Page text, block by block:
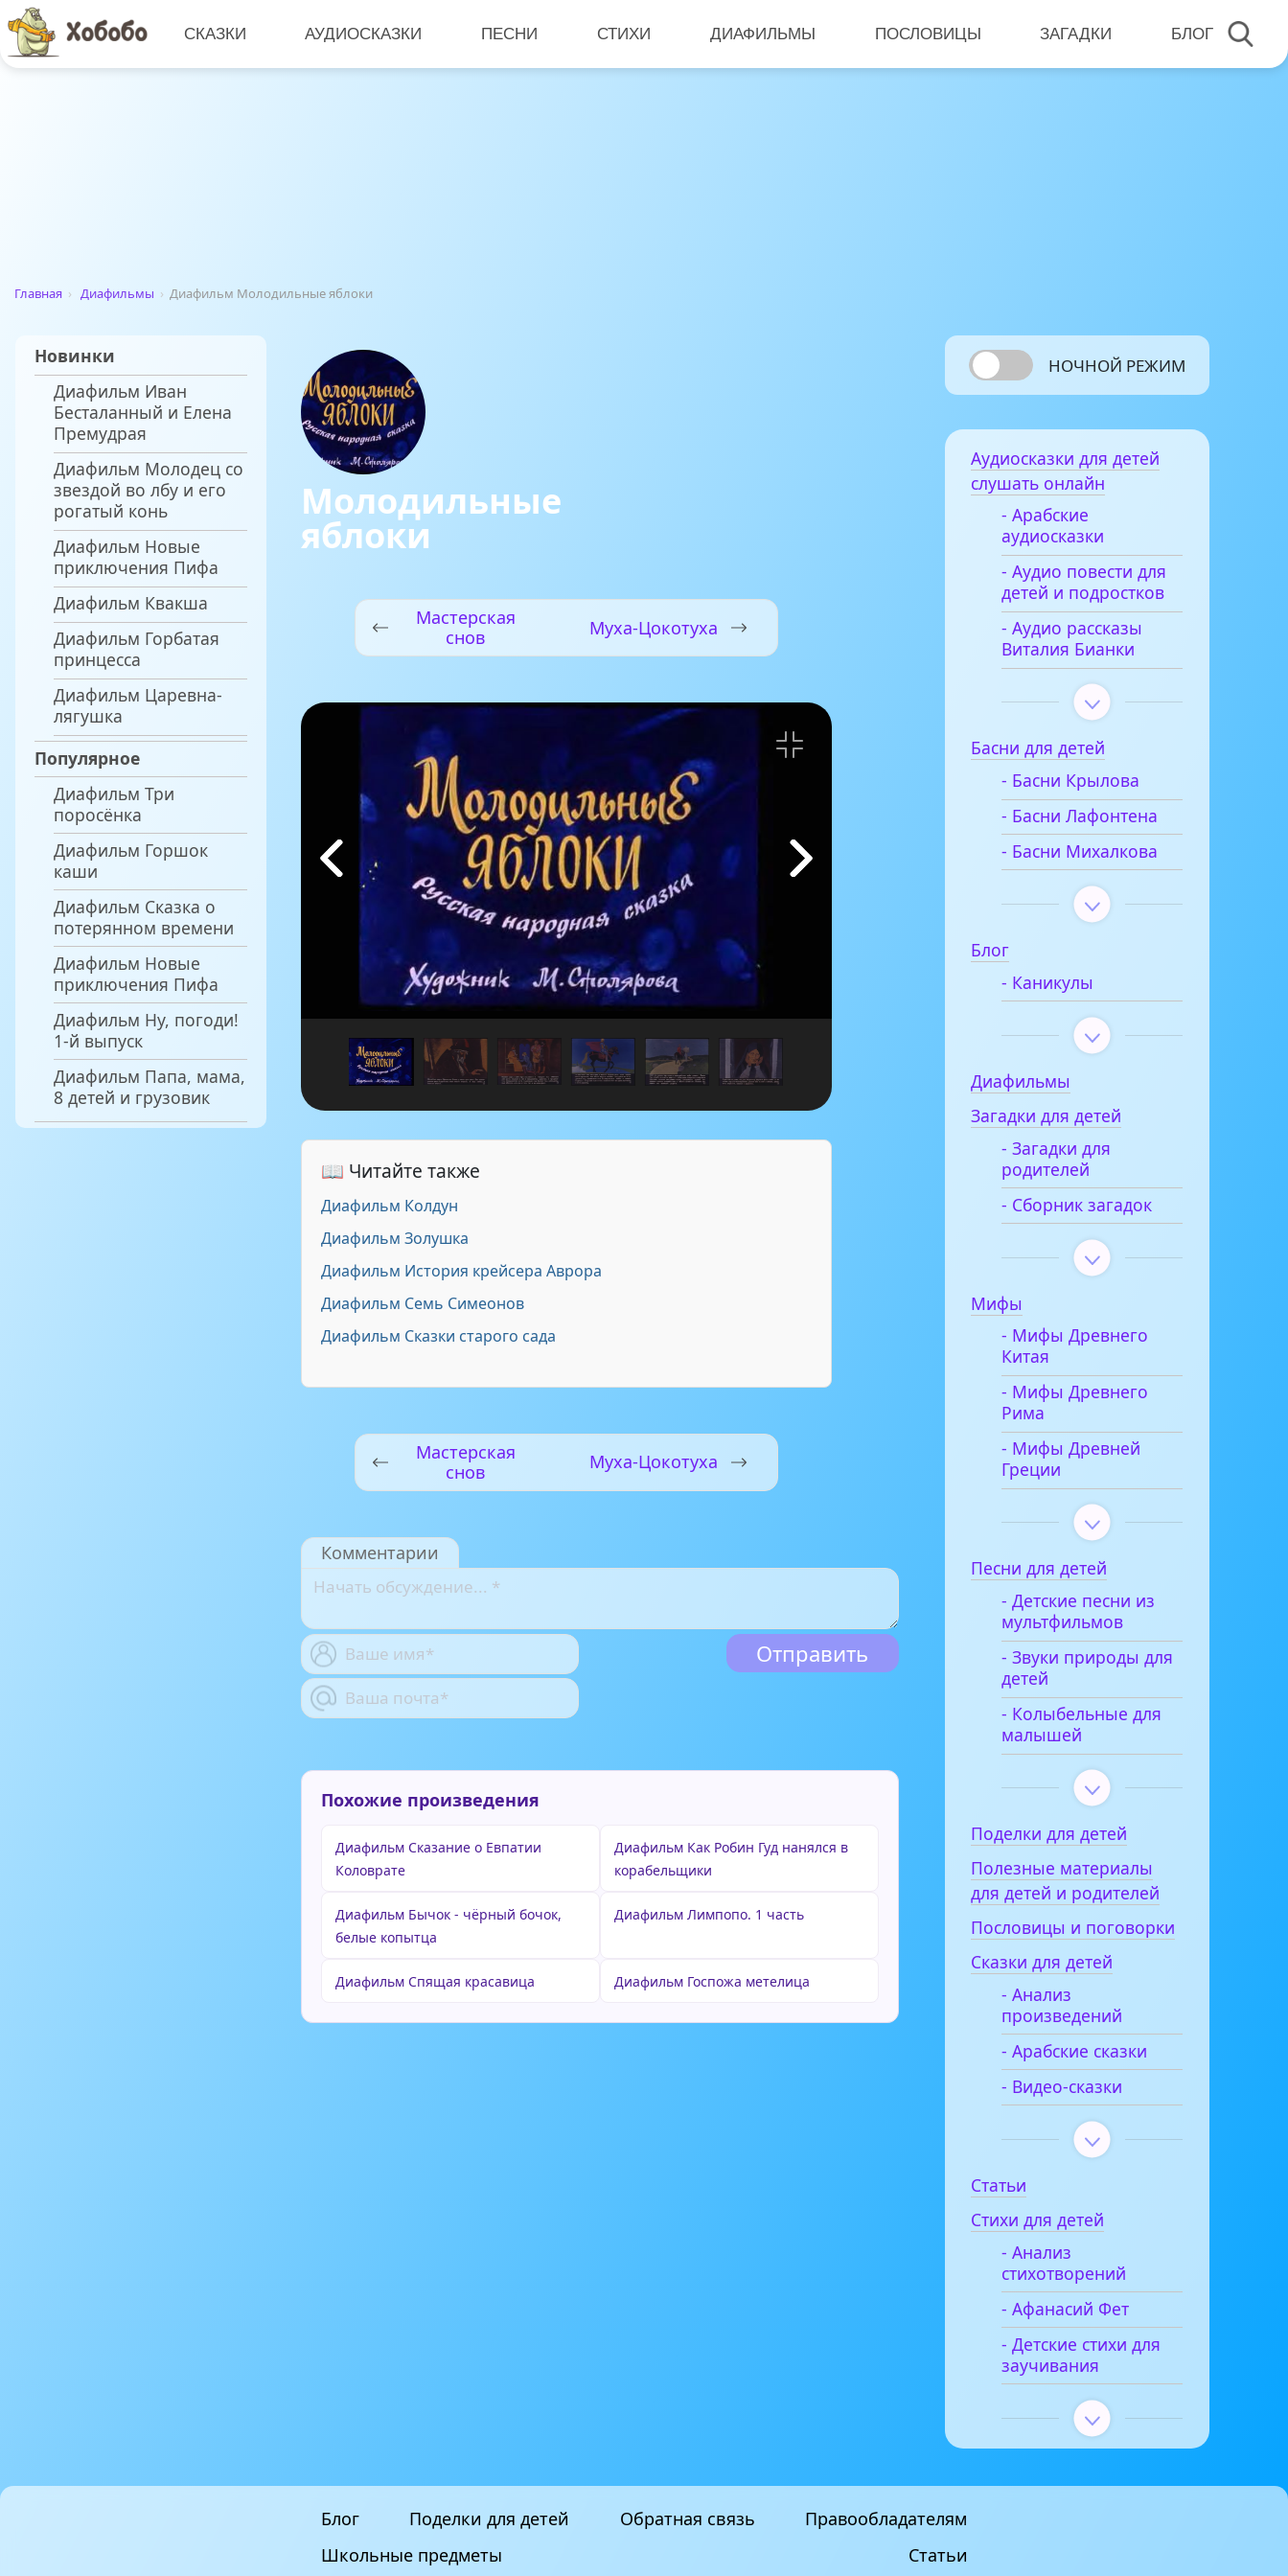
СКАЗКИ АУДИОСКАЗКИ ПЕСНИ СТИХИ ДИАФИЛЬМЫ ПОСЛОВИЦЫ ЗАГАДКИ БЛОГ
Главная › Диафильмы › Диафильм Молодильные яблоки
Новинки
Диафильм Иван
Бесталанный и Елена
Премудрая
Диафильм Молодец со
звездой во лбу и его
рогатый конь
Диафильм Новые
приключения Пифа
Диафильм Квакша
Диафильм Горбатая
принцесса
Диафильм Царевна-
лягушка
Популярное
Диафильм Три
поросёнка
Диафильм Горшок
каши
Диафильм Сказка о
потерянном времени
Диафильм Новые
приключения Пифа
Диафильм Ну, погоди!
1-й выпуск
Диафильм Папа, мама,
8 детей и грузовик
Молодильные
яблоки
Мастерская
снов
Муха-Цокотуха
📖 Читайте также
Диафильм Колдун
Диафильм Золушка
Диафильм История крейсера Аврора
Диафильм Семь Симеонов
Диафильм Сказки старого сада
Мастерская
снов
Муха-Цокотуха
Комментарии
Похожие произведения
Диафильм Сказание о Евпатии
Коловрате
Диафильм Как Робин Гуд нанялся в
корабельщики
Диафильм Бычок - чёрный бочок,
белые копытца
Диафильм Лимпопо. 1 часть
Диафильм Спящая красавица Диафильм Госпожа метелица
НОЧНОЙ РЕЖИМ
Аудиосказки для детей
слушать онлайн
- Арабские
аудиосказки
- Аудио повести для
детей и подростков
- Аудио рассказы
Виталия Бианки
Басни для детей
- Басни Крылова
- Басни Лафонтена
- Басни Михалкова
Блог
- Каникулы
Диафильмы
Загадки для детей
- Загадки для
родителей
- Сборник загадок
Мифы
- Мифы Древнего
Китая
- Мифы Древнего
Рима
- Мифы Древней
Греции
Песни для детей
- Детские песни из
мультфильмов
- Звуки природы для
детей
- Колыбельные для
малышей
Поделки для детей
Полезные материалы
для детей и родителей
Пословицы и поговорки
Сказки для детей
- Анализ
произведений
- Арабские сказки
- Видео-сказки
Статьи
Стихи для детей
- Анализ
стихотворений
- Афанасий Фет
- Детские стихи для
заучивания
Блог Поделки для детей Обратная связь
Правообладателям
Школьные предметы
Статьи